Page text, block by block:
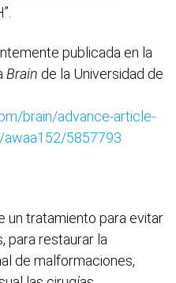
publicada en la
Brain de la Universidad de
brain/advance-article-
5857793
un tratamiento para evitar
para restaurar la
de malformaciones,